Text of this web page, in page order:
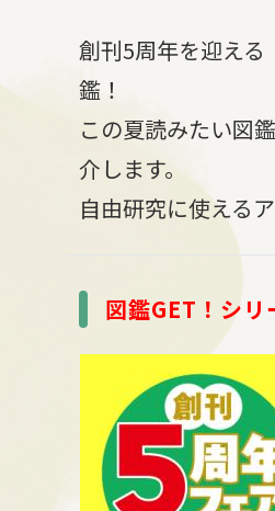
創刊5周年を迎える
鑑！
この夏読みたい図鑑
介します。
自由研究に使える
図鑑GET！シリ